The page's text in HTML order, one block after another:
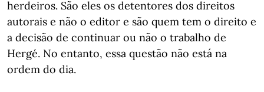
herdeiros. São eles os detentores dos direitos
autorais e não o editor e são quem tem o direito e
a decisão de continuar ou não o trabalho de
Hergé. No entanto, essa questão não está na
ordem do dia.